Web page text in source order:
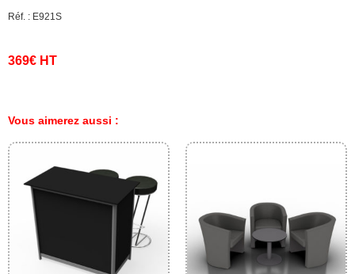
Réf. : E921S
369€ HT
Vous aimerez aussi :